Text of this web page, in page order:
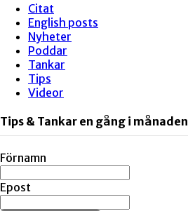
Citat
English posts
Nyheter
Poddar
Tankar
Tips
Videor
Tips & Tankar en gång i månaden
Förnamn
Epost